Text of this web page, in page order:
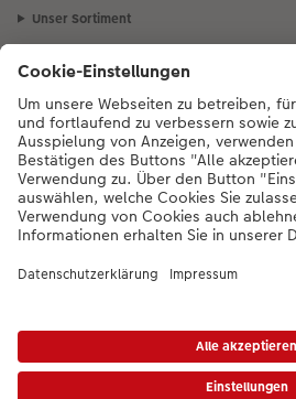
Unser Sortiment
Mehr zum CEWE Fotoservice
Bei Fragen zu Produkten oder der
Mo. bis Sa.: 8:00 –
Uhr